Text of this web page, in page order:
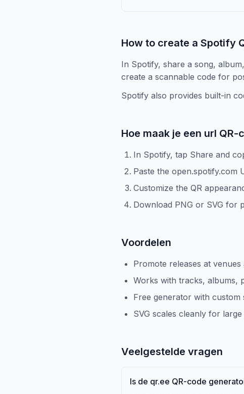
How to create a Spotify
In Spotify, share a song,
create a scannable code for
Spotify also provides built-in
Hoe maak je een url QR-
In Spotify, tap Share and
Paste the open.spotify.com
Customize the QR
Download PNG or SVG for
Voordelen
Promote releases at venues
Works with tracks, albums,
Free generator with custom
SVG scales cleanly for
Veelgestelde vragen
Is de qr.ee QR-code